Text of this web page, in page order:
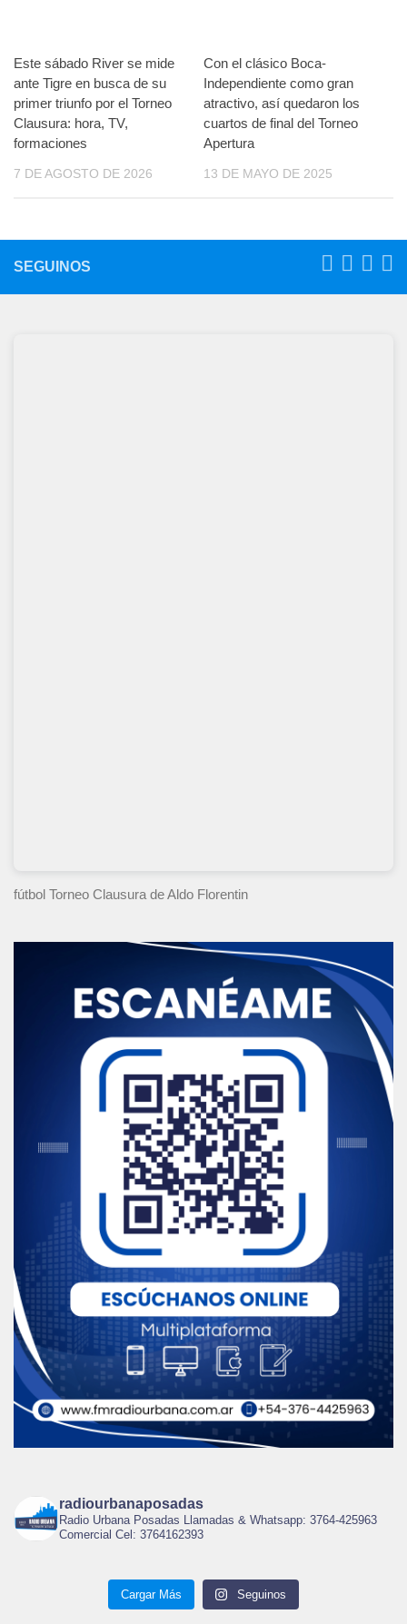
Este sábado River se mide
ante Tigre en busca de su
primer triunfo por el Torneo
Clausura: hora, TV,
formaciones
7 DE AGOSTO DE 2026
Con el clásico Boca-
Independiente como gran
atractivo, así quedaron los
cuartos de final del Torneo
Apertura
13 DE MAYO DE 2025
SEGUINOS
fútbol Torneo Clausura de Aldo Florentin
radiourbanaposadas
Radio Urbana Posadas Llamadas & Whatsapp: 3764-425963
Comercial Cel: 3764162393
Cargar Más Seguinos